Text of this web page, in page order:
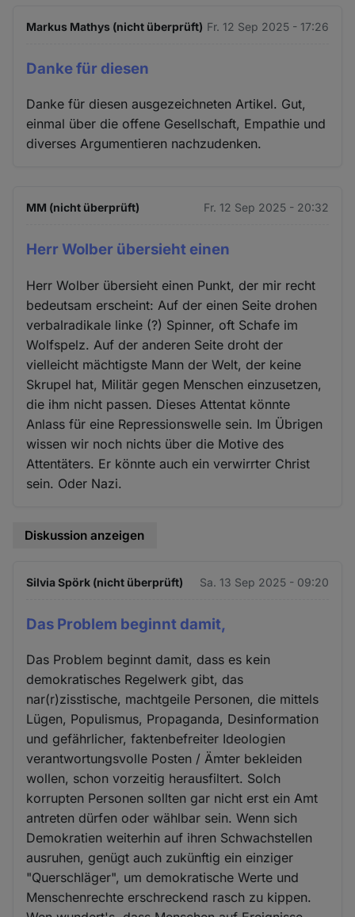
Markus Mathys (nicht überprüft) Fr. 12 Sep 2025 - 17:26
Danke für diesen
Danke für diesen ausgezeichneten Artikel. Gut,
einmal über die offene Gesellschaft, Empathie und
diverses Argumentieren nachzudenken.
MM (nicht überprüft) Fr. 12 Sep 2025 - 20:32
Herr Wolber übersieht einen
Herr Wolber übersieht einen Punkt, der mir recht
bedeutsam erscheint: Auf der einen Seite drohen
verbalradikale linke (?) Spinner, oft Schafe im
Wolfspelz. Auf der anderen Seite droht der
vielleicht mächtigste Mann der Welt, der keine
Skrupel hat, Militär gegen Menschen einzusetzen,
die ihm nicht passen. Dieses Attentat könnte
Anlass für eine Repressionswelle sein. Im Übrigen
wissen wir noch nichts über die Motive des
Attentäters. Er könnte auch ein verwirrter Christ
sein. Oder Nazi.
Diskussion anzeigen
Silvia Spörk (nicht überprüft) Sa. 13 Sep 2025 - 09:20
Das Problem beginnt damit,
Das Problem beginnt damit, dass es kein
demokratisches Regelwerk gibt, das
nar(r)zisstische, machtgeile Personen, die mittels
Lügen, Populismus, Propaganda, Desinformation
und gefährlicher, faktenbefreiter Ideologien
verantwortungsvolle Posten / Ämter bekleiden
wollen, schon vorzeitig herausfiltert. Solch
korrupten Personen sollten gar nicht erst ein Amt
antreten dürfen oder wählbar sein. Wenn sich
Demokratien weiterhin auf ihren Schwachstellen
ausruhen, genügt auch zukünftig ein einziger
"Querschläger", um demokratische Werte und
Menschenrechte erschreckend rasch zu kippen.
Cookies